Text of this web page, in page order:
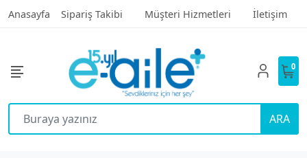
Anasayfa Sipariş Takibi Müşteri Hizmetleri İletişim
ARA
0